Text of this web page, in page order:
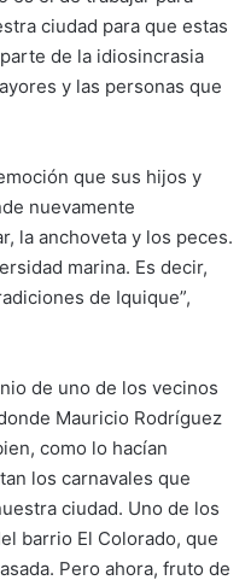
ciudad para que estas
de la idiosincrasia
y las personas que
que sus hijos y
nuevamente
la anchoveta y los peces.
marina. Es decir,
de Iquique”,
de uno de los vecinos
Mauricio Rodríguez
como lo hacían
los carnavales que
ciudad. Uno de los
barrio El Colorado, que
Pero ahora, fruto de